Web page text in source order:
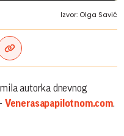
Izvor: Olga Savić
autorka dnevnog
Venerasapapilotnom.com.